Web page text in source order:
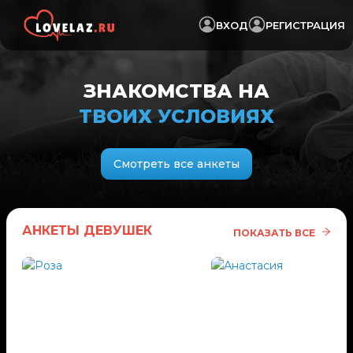
ВХОД РЕГИСТРАЦИЯ
ЗНАКОМСТВА НА
ТВОИХ УСЛОВИЯХ
Смотреть все анкеты
АНКЕТЫ ДЕВУШЕК ПОКАЗАТЬ ВСЕ